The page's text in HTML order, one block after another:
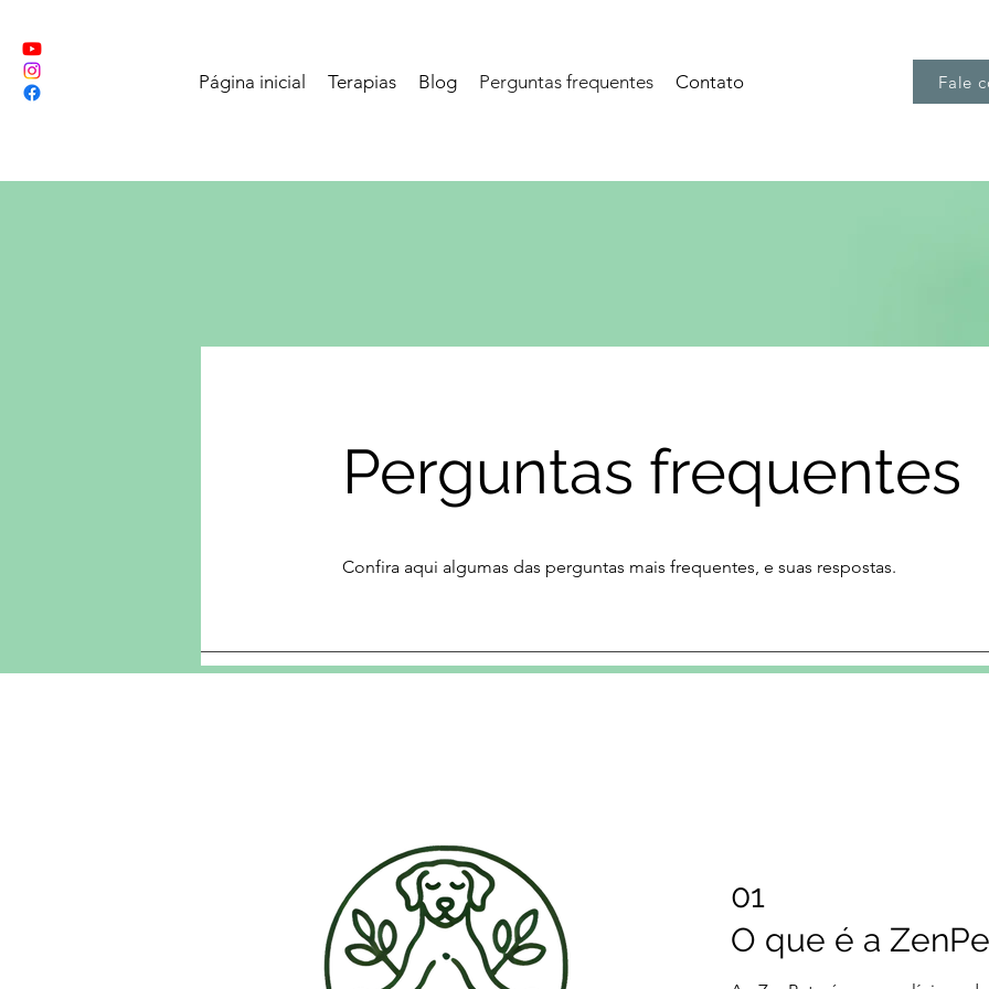
Página inicial Terapias Blog Perguntas frequentes Contato Fale
Perguntas frequentes
Confira aqui algumas das perguntas mais frequentes, e suas respostas.
01
O que é a